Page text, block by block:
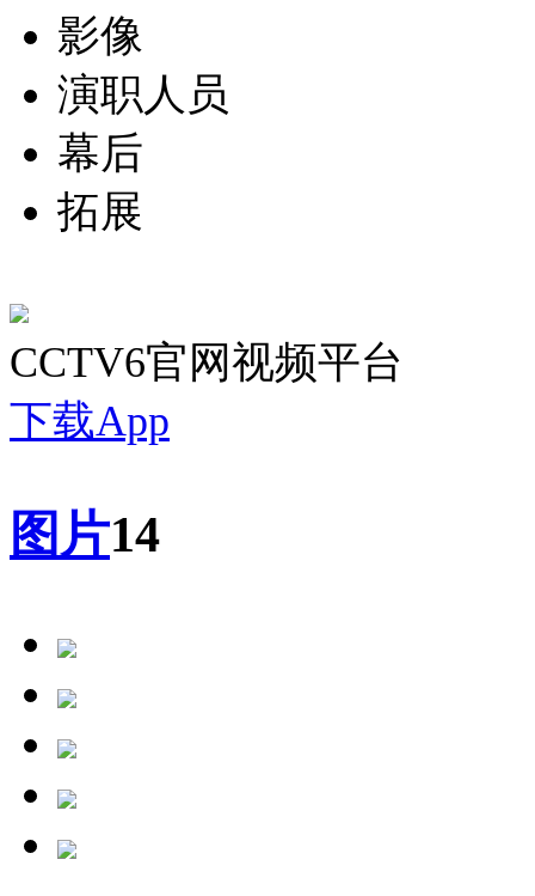
影像
演职人员
幕后
拓展
CCTV6官网视频平台
下载App
图片14